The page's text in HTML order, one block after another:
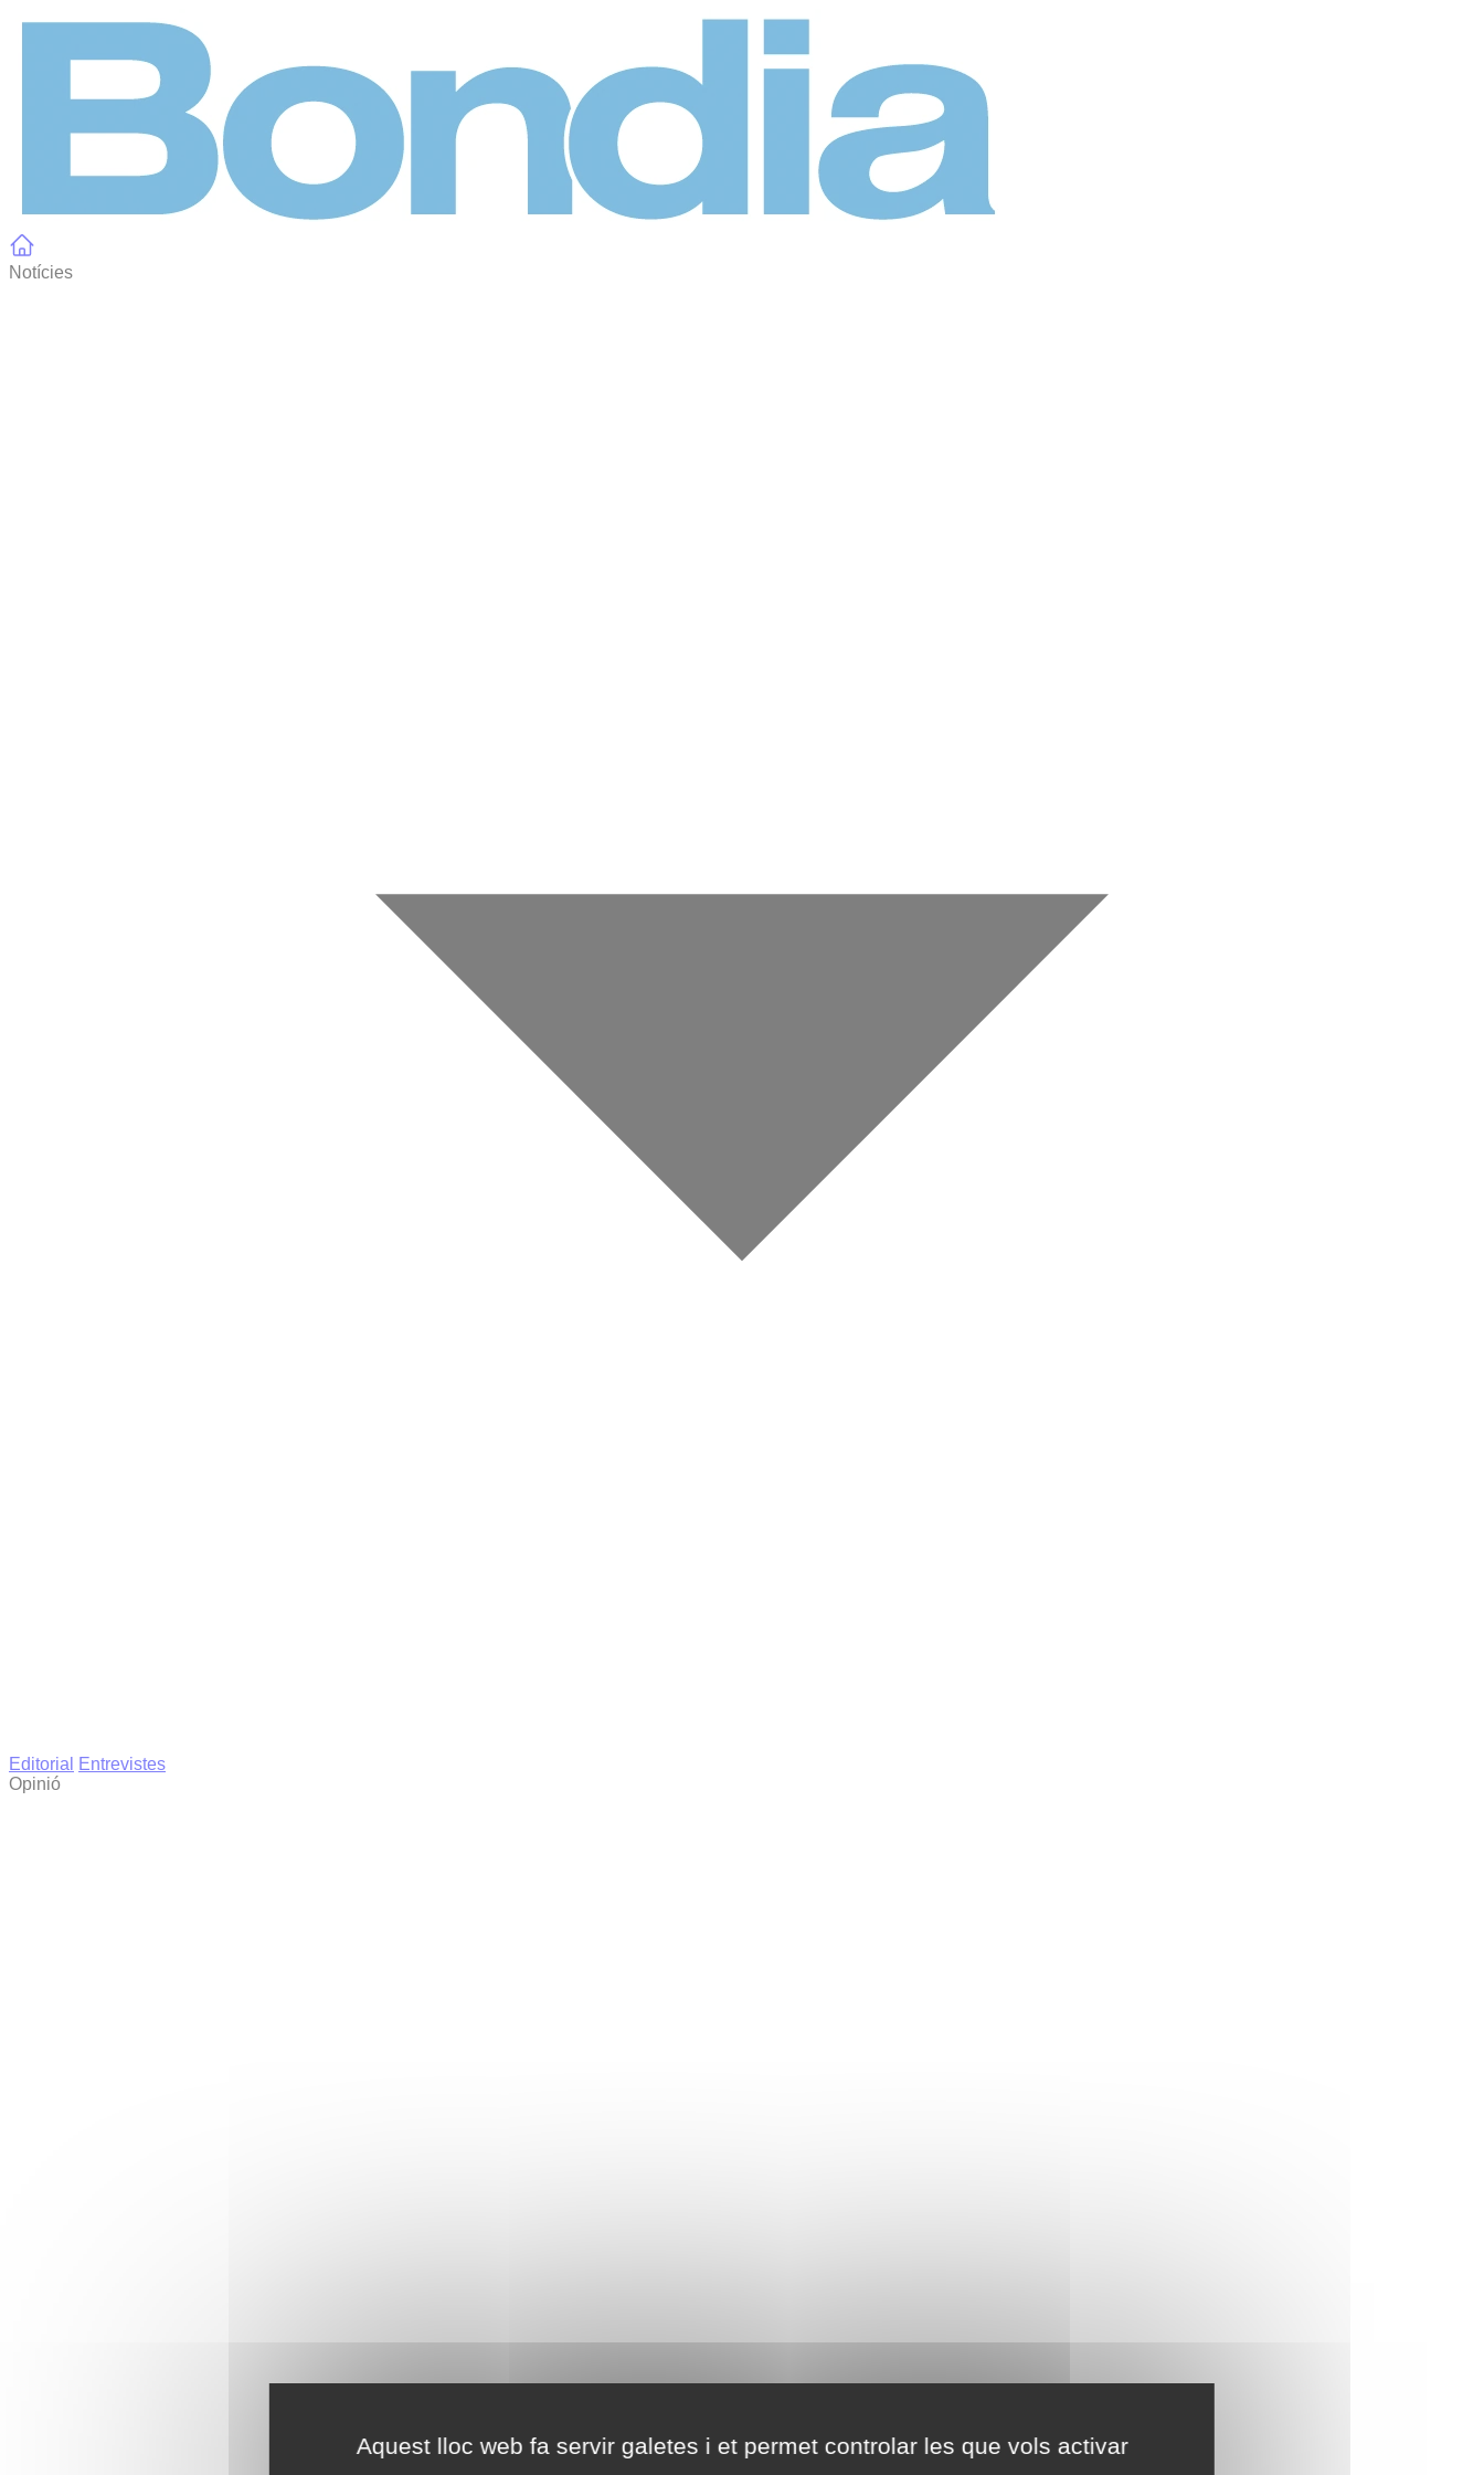
Aquest lloc web fa servir galetes i et permet controlar les que vols activar
Notícies
Editorial
Entrevistes
Opinió